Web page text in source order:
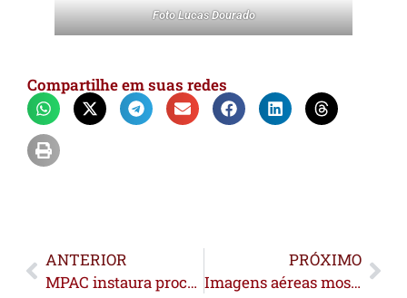
Foto Lucas Dourado
Compartilhe em suas redes
ANTERIOR
MPAC instaura procedimento para apurar desabamento de ponte
PRÓXIMO
Imagens aéreas mostram cenário após desabamento da Ponte Frei Paolino em Sena Madureira